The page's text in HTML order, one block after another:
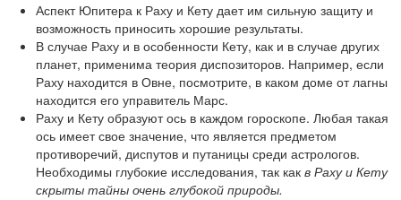
Аспект Юпитера к Раху и Кету дает им сильную защиту и
возможность приносить хорошие результаты.
В случае Раху и в особенности Кету, как и в случае других
планет, применима теория диспозиторов. Например, если
Раху находится в Овне, посмотрите, в каком доме от лагны
находится его управитель Марс.
Раху и Кету образуют ось в каждом гороскопе. Любая такая
ось имеет свое значение, что является предметом
противоречий, диспутов и путаницы среди астрологов.
Необходимы глубокие исследования, так как в Раху и Кету
скрыты тайны очень глубокой природы.